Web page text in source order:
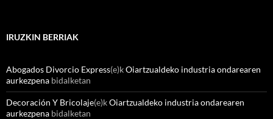
IRUZKIN BERRIAK
Abogados Divorcio Express(e)kOiartzualdeko industria ondarearen
aurkezpena bidalketan
Decoración Y Bricolaje(e)kOiartzualdeko industria ondarearen
aurkezpena bidalketan